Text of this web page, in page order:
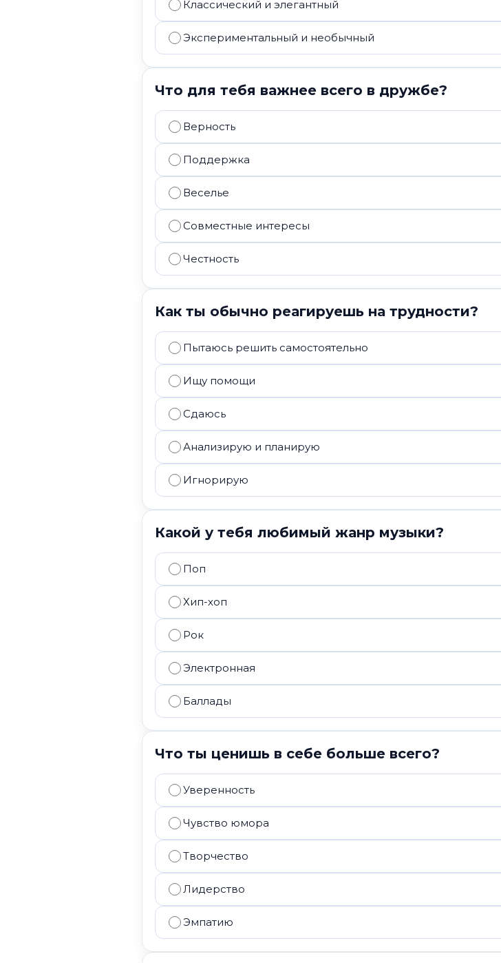
Классический и элегантный
Экспериментальный и необычный
Что для тебя важнее всего в дружбе?
Верность
Поддержка
Веселье
Совместные интересы
Честность
Как ты обычно реагируешь на трудности?
Пытаюсь решить самостоятельно
Ищу помощи
Сдаюсь
Анализирую и планирую
Игнорирую
Какой у тебя любимый жанр музыки?
Поп
Хип-хоп
Рок
Электронная
Баллады
Что ты ценишь в себе больше всего?
Уверенность
Чувство юмора
Творчество
Лидерство
Эмпатию